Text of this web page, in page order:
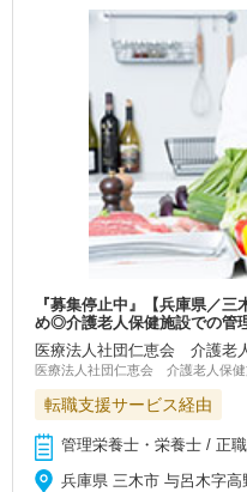
『募集停止中』【兵庫県／
め◎介護老人保健施設での管
医療法人社団仁恵会 介護老
医療法人社団仁恵会 介護老人保健
転職支援サービス経由
管理栄養士・栄養士 / 正
兵庫県 三木市 与呂木字高